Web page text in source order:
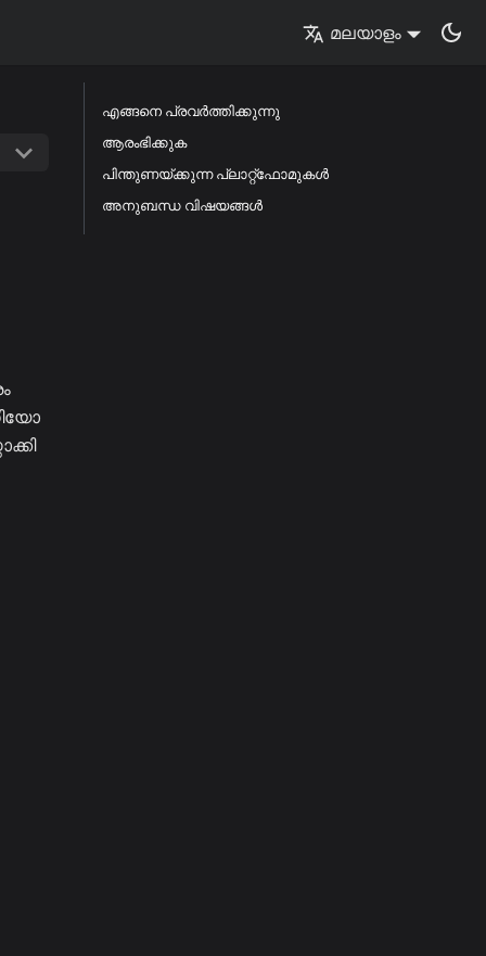
മലയാളം
എങ്ങനെ പ്രവർത്തിക്കുന്നു
ആരംഭിക്കുക
പിന്തുണയ്ക്കുന്ന പ്ലാറ്റ്ഫോമുകൾ
അനുബന്ധ വിഷയങ്ങൾ